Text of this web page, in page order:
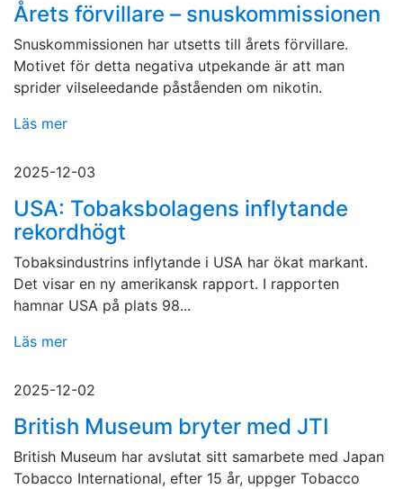
Årets förvillare – snuskommissionen
Snuskommissionen har utsetts till årets förvillare.
Motivet för detta negativa utpekande är att man
sprider vilseleedande påståenden om nikotin.
Läs mer
2025-12-03
USA: Tobaksbolagens inflytande
rekordhögt
Tobaksindustrins inflytande i USA har ökat markant.
Det visar en ny amerikansk rapport. I rapporten
hamnar USA på plats 98...
Läs mer
2025-12-02
British Museum bryter med JTI
British Museum har avslutat sitt samarbete med Japan
Tobacco International, efter 15 år, uppger Tobacco